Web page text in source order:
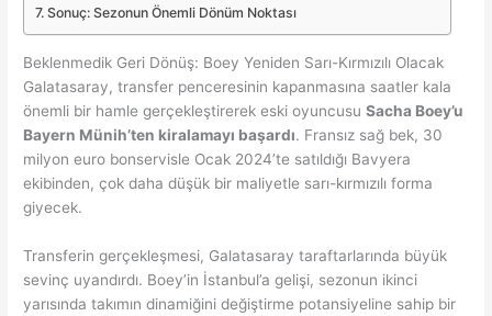
Sonuç: Sezonun Önemli Dönüm Noktası
Beklenmedik Geri Dönüş: Boey Yeniden Sarı-Kırmızılı Olacak
Galatasaray, transfer penceresinin kapanmasına saatler kala
önemli bir hamle gerçekleştirerek eski oyuncusuSacha Boey’u
Bayern Münih’ten kiralamayı başardı. Fransız sağ bek, 30
milyon euro bonservisle Ocak 2024’te satıldığı Bavyera
ekibinden, çok daha düşük bir maliyetle sarı-kırmızılı forma
giyecek.
Transferin gerçekleşmesi, Galatasaray taraftarlarında büyük
sevinç uyandırdı. Boey’in İstanbul’a gelişi, sezonun ikinci
yarısında takımın dinamiğini değiştirme potansiyeline sahip bir